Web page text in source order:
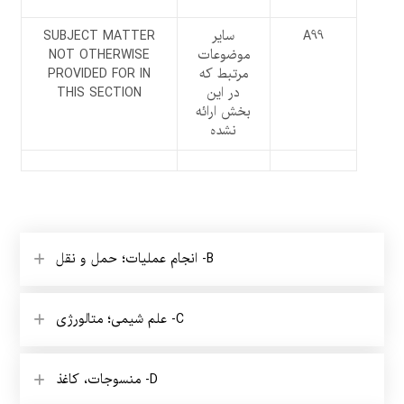
A99
سایر
موضوعات
مرتبط که
در این
بخش ارائه
نشده
SUBJECT MATTER
NOT OTHERWISE
PROVIDED FOR IN
THIS SECTION
B- انجام عملیات؛ حمل و نقل
C- علم شیمی؛ متالورژی
D- منسوجات، کاغذ